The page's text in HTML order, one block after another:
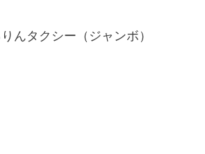
んタクシー（ジャンボ）